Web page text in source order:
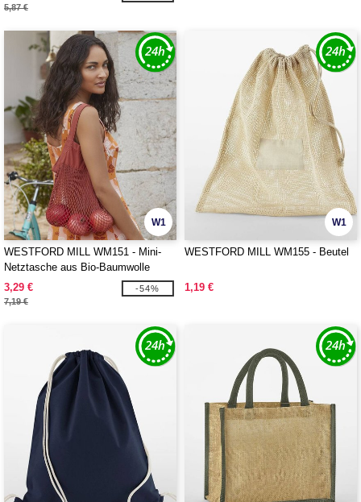
5,87 €
W1
WESTFORD MILL WM151 - Mini-
Netztasche aus Bio-Baumwolle
3,29 €
7,19 €
-54%
W1
WESTFORD MILL WM155 - Beutel
1,19 €